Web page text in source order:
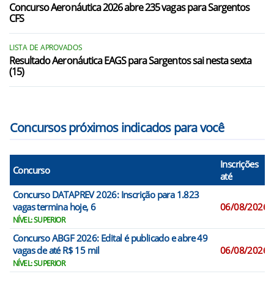
Concurso Aeronáutica 2026 abre 235 vagas para Sargentos
CFS
LISTA DE APROVADOS
Resultado Aeronáutica EAGS para Sargentos sai nesta sexta
(15)
Concursos próximos indicados para você
Concurso
Inscrições
até
Concurso DATAPREV 2026: Inscrição para 1.823
vagas termina hoje, 6
NÍVEL: SUPERIOR
06/08/2026
Concurso ABGF 2026: Edital é publicado e abre 49
vagas de até R$ 15 mil
NÍVEL: SUPERIOR
06/08/2026